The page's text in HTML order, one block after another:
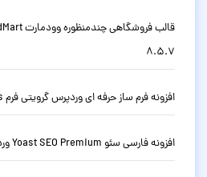
8.5.7
افزونه فرم ساز حرفه ای وردپرس گرویتی فرم Gravity Forms نسخه 3.0.1
افزونه فارسی سئو Yoast SEO Premium وردپرس نسخه حرفه ای 28.2